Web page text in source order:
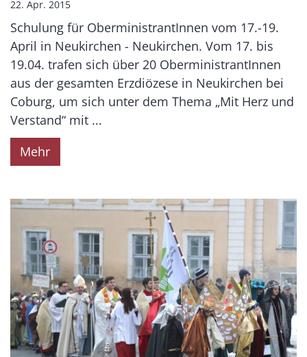
22. Apr. 2015
Schulung für OberministrantInnen vom 17.-19.
April in Neukirchen - Neukirchen. Vom 17. bis
19.04. trafen sich über 20 OberministrantInnen
aus der gesamten Erzdiözese in Neukirchen bei
Coburg, um sich unter dem Thema „Mit Herz und
Verstand“ mit ...
Mehr